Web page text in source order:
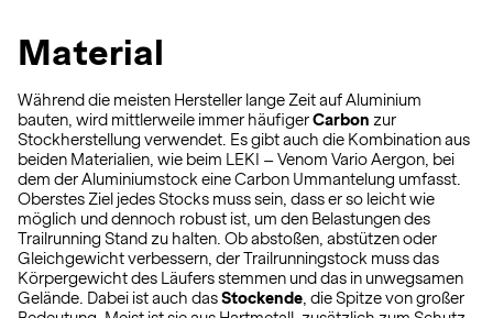
Material
Während die meisten Hersteller lange Zeit auf Aluminium
bauten, wird mittlerweile immer häufigerCarbon zur
Stockherstellung verwendet. Es gibt auch die Kombination aus
beiden Materialien, wie beim LEKI – Venom Vario Aergon, bei
dem der Aluminiumstock eine Carbon Ummantelung umfasst.
Oberstes Ziel jedes Stocks muss sein, dass er so leicht wie
möglich und dennoch robust ist, um den Belastungen des
Trailrunning Stand zu halten. Ob abstoßen, abstützen oder
Gleichgewicht verbessern, der Trailrunningstock muss das
Körpergewicht des Läufers stemmen und das in unwegsamen
Gelände. Dabei ist auch dasStockende , die Spitze von großer